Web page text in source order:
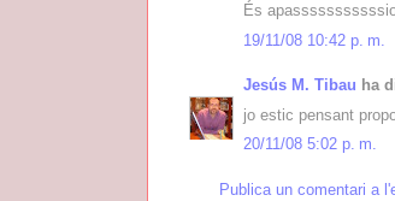
És
19/11/08 10:42 p. m.
Jesús M. Tibau ha
jo estic pensant
20/11/08 5:02 p. m.
Publica un comentari a